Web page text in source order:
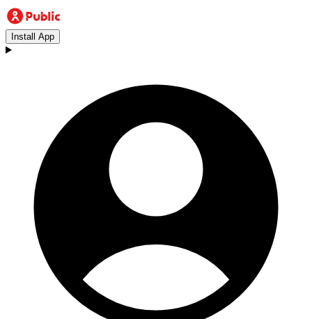
Install App